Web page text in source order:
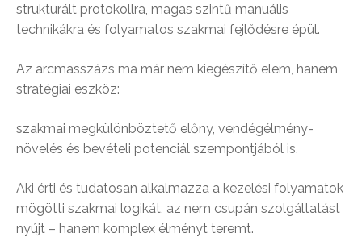
strukturált protokollra, magas szintű manuális
technikákra és folyamatos szakmai fejlődésre épül.
Az arcmasszázs ma már nem kiegészítő elem, hanem
stratégiai eszköz:
szakmai megkülönböztető előny, vendégélmény-
növelés és bevételi potenciál szempontjából is.
Aki érti és tudatosan alkalmazza a kezelési folyamatok
mögötti szakmai logikát, az nem csupán szolgáltatást
nyújt – hanem komplex élményt teremt.